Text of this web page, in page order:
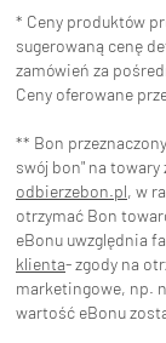
* Ceny produktów
sugerowaną cenę
zamówień za
Ceny oferowane
** Bon
swój bon" na
odbierzebon.pl, w
otrzymać Bon
eBonu uwzględnia
klienta- zgody na
marketingowe, np.
wartość eBonu